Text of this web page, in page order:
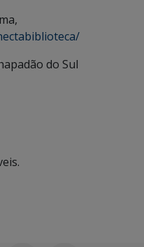
do Sul